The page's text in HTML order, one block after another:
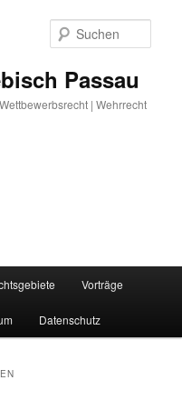
Passau
| Wehrrecht
Vorträge
Datenschutz